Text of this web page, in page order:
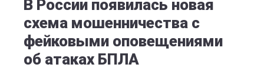
В России появилась новая
схема мошенничества с
фейковыми оповещениями
об атаках БПЛА